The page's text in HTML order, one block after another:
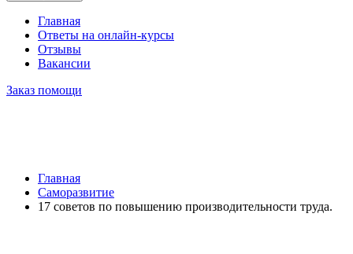
Главная
Ответы на онлайн-курсы
Отзывы
Вакансии
Заказ помощи
Главная
Саморазвитие
17 советов по повышению производительности труда.